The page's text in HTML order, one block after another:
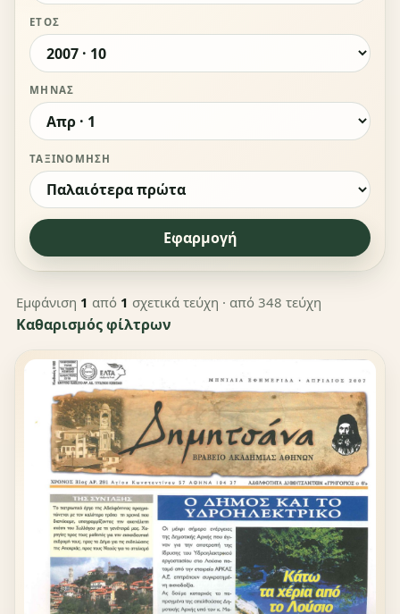
ΈΤΟΣ
ΜΉΝΑΣ
ΤΑΞΙΝΌΜΗΣΗ
Εφαρμογή
Εμφάνιση 1 από 1 σχετικά τεύχη · από 348 τεύχη
Καθαρισμός φίλτρων